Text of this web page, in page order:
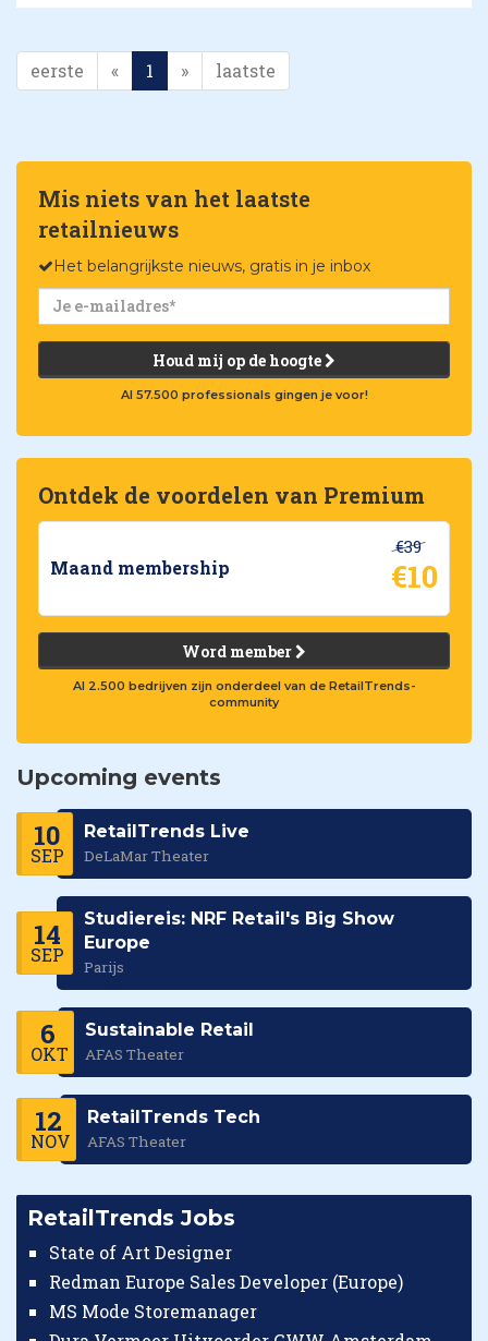
eerste « 1 » laatste
Mis niets van het laatste
retailnieuws
Het belangrijkste nieuws, gratis in je inbox
Houd mij op de hoogte
Al 57.500 professionals gingen je voor!
Ontdek de voordelen van Premium
Maand membership
€39
€10
Word member
Al 2.500 bedrijven zijn onderdeel van de RetailTrends-
community
Upcoming events
10
SEP
RetailTrends Live
DeLaMar Theater
14
SEP
Studiereis: NRF Retail's Big Show
Europe
Parijs
6
OKT
Sustainable Retail
AFAS Theater
12
NOV
RetailTrends Tech
AFAS Theater
RetailTrends Jobs
State of Art Designer
Redman Europe Sales Developer (Europe)
MS Mode Storemanager